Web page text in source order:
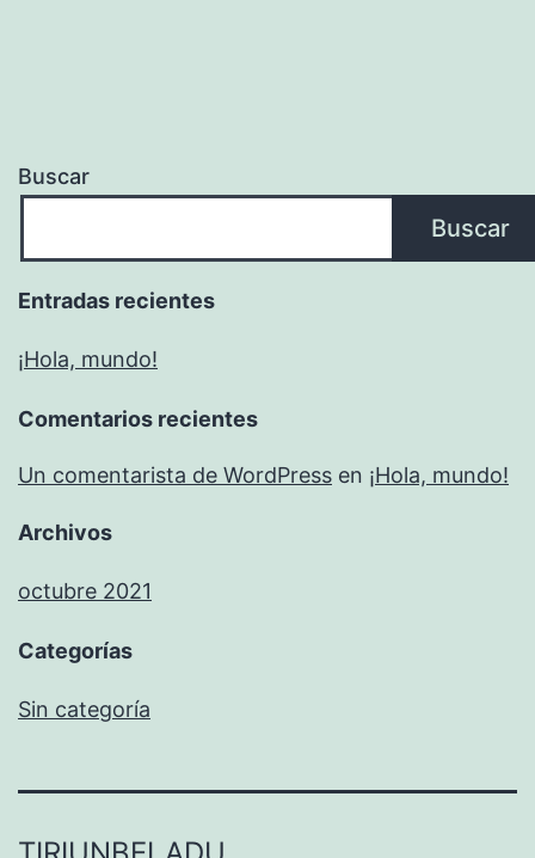
Buscar
Buscar
Entradas recientes
¡Hola, mundo!
Comentarios recientes
Un comentarista de WordPress en ¡Hola, mundo!
Archivos
octubre 2021
Categorías
Sin categoría